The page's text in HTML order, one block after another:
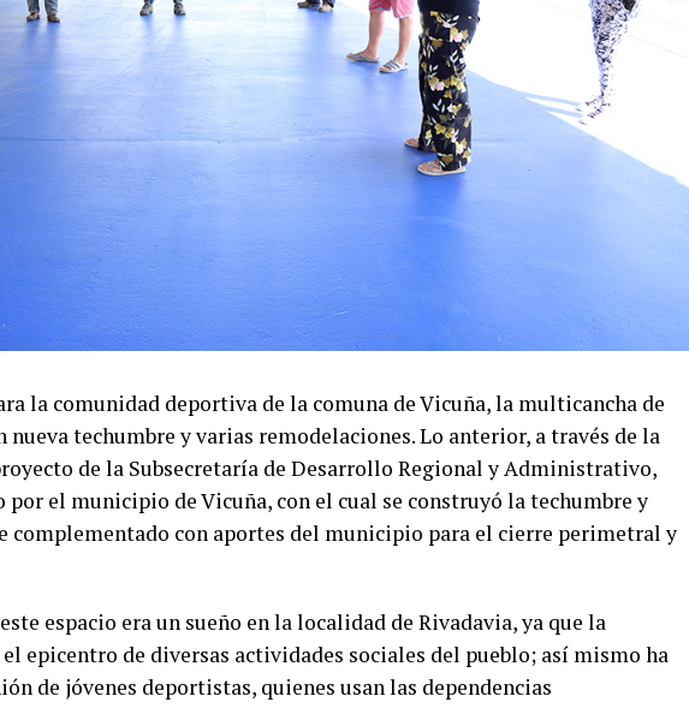
la comunidad deportiva de la comuna de Vicuña, la multicancha de
nueva techumbre y varias remodelaciones. Lo anterior, a través de la
de la Subsecretaría de Desarrollo Regional y Administrativo,
por el municipio de Vicuña, con el cual se construyó la techumbre y
complementado con aportes del municipio para el cierre perimetral y
espacio era un sueño en la localidad de Rivadavia, ya que la
epicentro de diversas actividades sociales del pueblo; así mismo ha
de jóvenes deportistas, quienes usan las dependencias